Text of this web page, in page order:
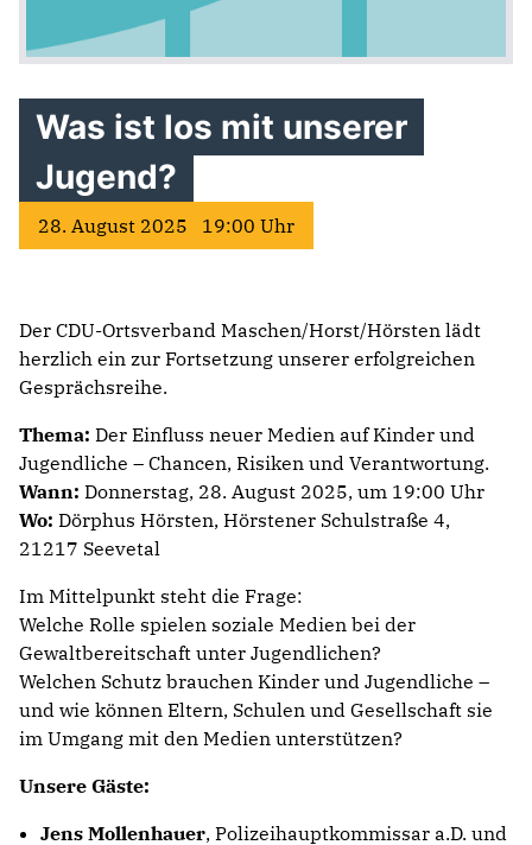
Was ist los mit unserer
Jugend?
28. August 2025 19:00 Uhr
Der CDU-Ortsverband Maschen/Horst/Hörsten lädt
herzlich ein zur Fortsetzung unserer erfolgreichen
Gesprächsreihe.
Thema: Der Einfluss neuer Medien auf Kinder und
Jugendliche – Chancen, Risiken und Verantwortung.
Wann: Donnerstag, 28. August 2025, um 19:00 Uhr
Wo: Dörphus Hörsten, Hörstener Schulstraße 4,
21217 Seevetal
Im Mittelpunkt steht die Frage:
Welche Rolle spielen soziale Medien bei der
Gewaltbereitschaft unter Jugendlichen?
Welchen Schutz brauchen Kinder und Jugendliche –
und wie können Eltern, Schulen und Gesellschaft sie
im Umgang mit den Medien unterstützen?
Unsere Gäste:
Jens Mollenhauer, Polizeihauptkommissar a.D. und